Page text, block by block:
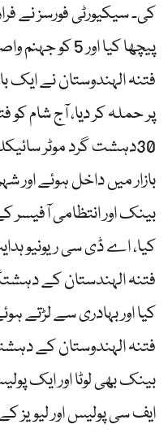
کی۔ سیکیورٹی فورسز نے
پیچھا کیا اور 5 کو جہنم واصل کر دیا۔
فتنہ الہندوستان نے ایک
30دہشت گرد موٹر
بازار میں داخل ہوئے اور
بینک اور انتظامی
کیا، اے ڈی سی ریونیو
فتنہ الہندستان کے
کیا اور بہادری سے لڑتے
فتنہ الہندوستان کے
بینک بھی لوٹا اور ایک